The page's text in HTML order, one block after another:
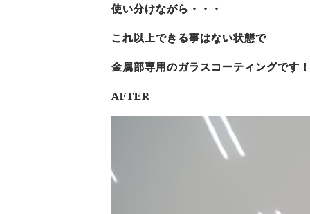
使い分けながら・・・
これ以上できる事はない状態で
金属部専用のガラスコーティングです
AFTER